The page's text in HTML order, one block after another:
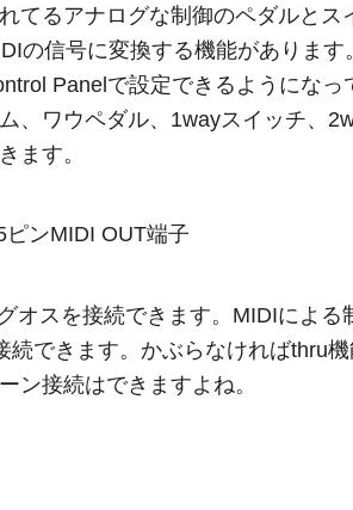
てるアナログな制御のペダルとス
の信号に変換する機能があります
Panelで設定できるようになっ
、ワウペダル、1wayスイッチ、
ます。
ンMIDI OUT端子
オスを接続できます。MIDIによる
続できます。かぶらなければthru
ン接続はできますよね。